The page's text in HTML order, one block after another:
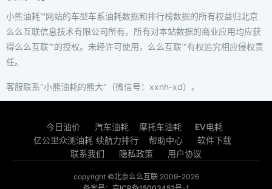
小熊油耗™网站的车型车系油耗数据和排行榜数据的所有权益归北京
么么互联信息技术有限公司所有。所有对本站数据的商业应用均应获
得么么互联™的授权。未经许可使用，么么互联™有权追究相应侵权责
任。
客服联系"小熊油耗的熊大"（微信号：xxnh-xd）。
今日油价 汽车油耗 摩托车油耗
EV电耗
亿公里众测油耗 续航力排行 帮助中心
软件下载
联系我们
隐私政策 用户协议
copyright ©北京么么互联 2009-2026